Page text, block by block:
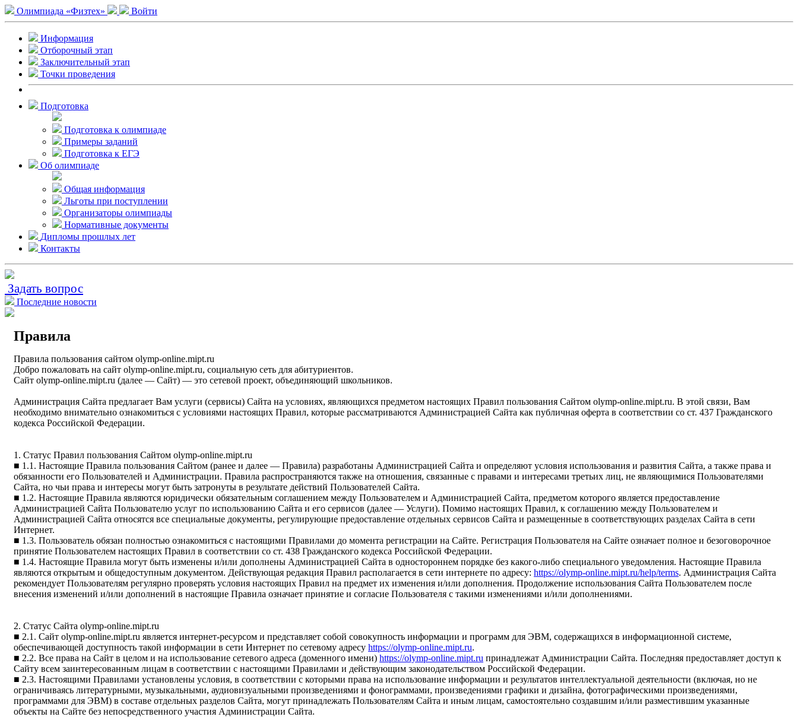
Олимпиада «Физтех» Войти
Информация
Отборочный этап
Заключительный этап
Точки проведения
Подготовка
Подготовка к олимпиаде
Примеры заданий
Подготовка к ЕГЭ
Об олимпиаде
Общая информация
Льготы при поступлении
Организаторы олимпиады
Нормативные документы
Дипломы прошлых лет
Контакты
Задать вопрос
Последние новости
Правила
Правила пользования сайтом olymp-online.mipt.ru
Добро пожаловать на сайт olymp-online.mipt.ru, социальную сеть для абитуриентов.
Сайт olymp-online.mipt.ru (далее — Сайт) — это сетевой проект, объединяющий школьников.
Администрация Сайта предлагает Вам услуги (сервисы) Сайта на условиях, являющихся предметом настоящих Правил пользования Сайтом olymp-online.mipt.ru. В этой связи, Вам
необходимо внимательно ознакомиться с условиями настоящих Правил, которые рассматриваются Администрацией Сайта как публичная оферта в соответствии со ст. 437 Гражданского
кодекса Российской Федерации.
1. Статус Правил пользования Сайтом olymp-online.mipt.ru
■ 1.1. Настоящие Правила пользования Сайтом (ранее и далее — Правила) разработаны Администрацией Сайта и определяют условия использования и развития Сайта, а также права и
обязанности его Пользователей и Администрации. Правила распространяются также на отношения, связанные с правами и интересами третьих лиц, не являющимися Пользователями
Сайта, но чьи права и интересы могут быть затронуты в результате действий Пользователей Сайта.
■ 1.2. Настоящие Правила являются юридически обязательным соглашением между Пользователем и Администрацией Сайта, предметом которого является предоставление
Администрацией Сайта Пользователю услуг по использованию Сайта и его сервисов (далее — Услуги). Помимо настоящих Правил, к соглашению между Пользователем и
Администрацией Сайта относятся все специальные документы, регулирующие предоставление отдельных сервисов Сайта и размещенные в соответствующих разделах Сайта в сети
Интернет.
■ 1.3. Пользователь обязан полностью ознакомиться с настоящими Правилами до момента регистрации на Сайте. Регистрация Пользователя на Сайте означает полное и безоговорочное
принятие Пользователем настоящих Правил в соответствии со ст. 438 Гражданского кодекса Российской Федерации.
■ 1.4. Настоящие Правила могут быть изменены и/или дополнены Администрацией Сайта в одностороннем порядке без какого-либо специального уведомления. Настоящие Правила
являются открытым и общедоступным документом. Действующая редакция Правил располагается в сети интернете по адресу: https://olymp-online.mipt.ru/help/terms. Администрация Сайта
рекомендует Пользователям регулярно проверять условия настоящих Правил на предмет их изменения и/или дополнения. Продолжение использования Сайта Пользователем после
внесения изменений и/или дополнений в настоящие Правила означает принятие и согласие Пользователя с такими изменениями и/или дополнениями.
2. Статус Сайта olymp-online.mipt.ru
■ 2.1. Сайт olymp-online.mipt.ru является интернет-ресурсом и представляет собой совокупность информации и программ для ЭВМ, содержащихся в информационной системе,
обеспечивающей доступность такой информации в сети Интернет по сетевому адресу https://olymp-online.mipt.ru.
■ 2.2. Все права на Сайт в целом и на использование сетевого адреса (доменного имени) https://olymp-online.mipt.ru принадлежат Администрации Сайта. Последняя предоставляет доступ к
Сайту всем заинтересованным лицам в соответствии с настоящими Правилами и действующим законодательством Российской Федерации.
■ 2.3. Настоящими Правилами установлены условия, в соответствии с которыми права на использование информации и результатов интеллектуальной деятельности (включая, но не
ограничиваясь литературными, музыкальными, аудиовизуальными произведениями и фонограммами, произведениями графики и дизайна, фотографическими произведениями,
программами для ЭВМ) в составе отдельных разделов Сайта, могут принадлежать Пользователям Сайта и иным лицам, самостоятельно создавшим и/или разместившим указанные
объекты на Сайте без непосредственного участия Администрации Сайта.